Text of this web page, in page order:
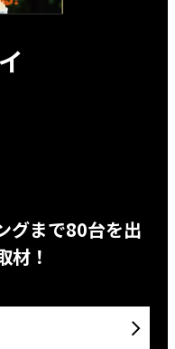
グまで80台を出
材！